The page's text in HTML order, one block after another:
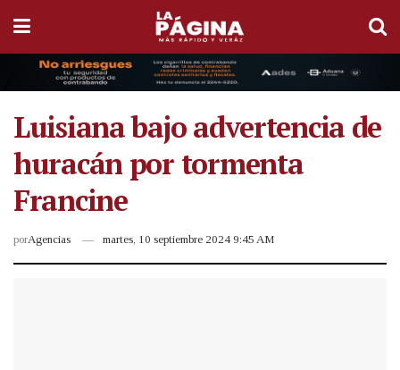
Luisiana bajo advertencia de
huracán por tormenta
Francine
porAgencias martes, 10 septiembre 2024 9:45 AM